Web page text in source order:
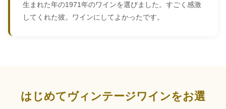
生まれた年の1971年のワインを選びました。すごく感激
してくれた彼。ワインにしてよかったです。
はじめてヴィンテージワインをお選